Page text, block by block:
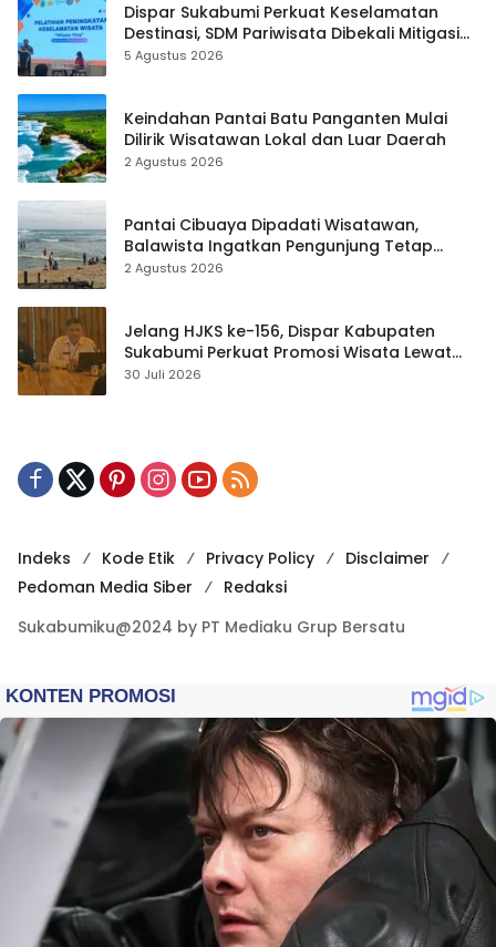
Dispar Sukabumi Perkuat Keselamatan
Destinasi, SDM Pariwisata Dibekali Mitigasi
hingga Teknik Evakuasi
5 Agustus 2026
Keindahan Pantai Batu Panganten Mulai
Dilirik Wisatawan Lokal dan Luar Daerah
2 Agustus 2026
Pantai Cibuaya Dipadati Wisatawan,
Balawista Ingatkan Pengunjung Tetap
Waspada
2 Agustus 2026
Jelang HJKS ke-156, Dispar Kabupaten
Sukabumi Perkuat Promosi Wisata Lewat
Publikasi Digital
30 Juli 2026
Indeks Kode Etik Privacy Policy
Disclaimer
Pedoman Media Siber
Redaksi
Sukabumiku@2024 by PT Mediaku Grup Bersatu